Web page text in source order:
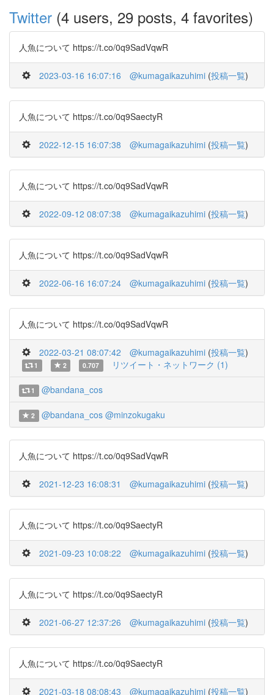
Twitter (4 users, 29 posts, 4 favorites)
人魚について https://t.co/0q9SadVqwR
2023-03-16 16:07:16 @kumagaikazuhimi (投稿一覧)
人魚について https://t.co/0q9SaectyR
2022-12-15 16:07:38 @kumagaikazuhimi (投稿一覧)
人魚について https://t.co/0q9SadVqwR
2022-09-12 08:07:38 @kumagaikazuhimi (投稿一覧)
人魚について https://t.co/0q9SadVqwR
2022-06-16 16:07:24 @kumagaikazuhimi (投稿一覧)
人魚について https://t.co/0q9SadVqwR
2022-03-21 08:07:42 @kumagaikazuhimi (投稿一覧)
1 2 0.707 リツイート・ネットワーク (1)
1 @bandana_cos
2 @bandana_cos @minzokugaku
人魚について https://t.co/0q9SadVqwR
2021-12-23 16:08:31 @kumagaikazuhimi (投稿一覧)
人魚について https://t.co/0q9SaectyR
2021-09-23 10:08:22 @kumagaikazuhimi (投稿一覧)
人魚について https://t.co/0q9SaectyR
2021-06-27 12:37:26 @kumagaikazuhimi (投稿一覧)
人魚について https://t.co/0q9SaectyR
2021-03-18 08:08:43 @kumagaikazuhimi (投稿一覧)